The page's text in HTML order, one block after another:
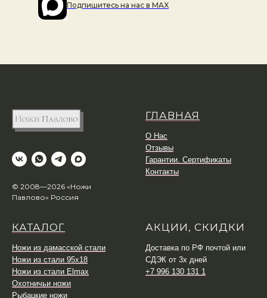
Подпишитесь на наc в MAX
© 2008—2026 «Ножи
Павлово» Россия
ГЛАВНАЯ
О Нас
Отзывы
Гарантии. Сертификаты
Контакты
КАТАЛОГ
Ножи из дамасской стали
Ножи из стали 95х18
Ножи из стали Elmax
Охотничьи ножи
Рыбацкие ножи
АКЦИИ, СКИДКИ
Доставка по РФ почтой или
СДЭК от 3х дней
+7 996 130 131 1